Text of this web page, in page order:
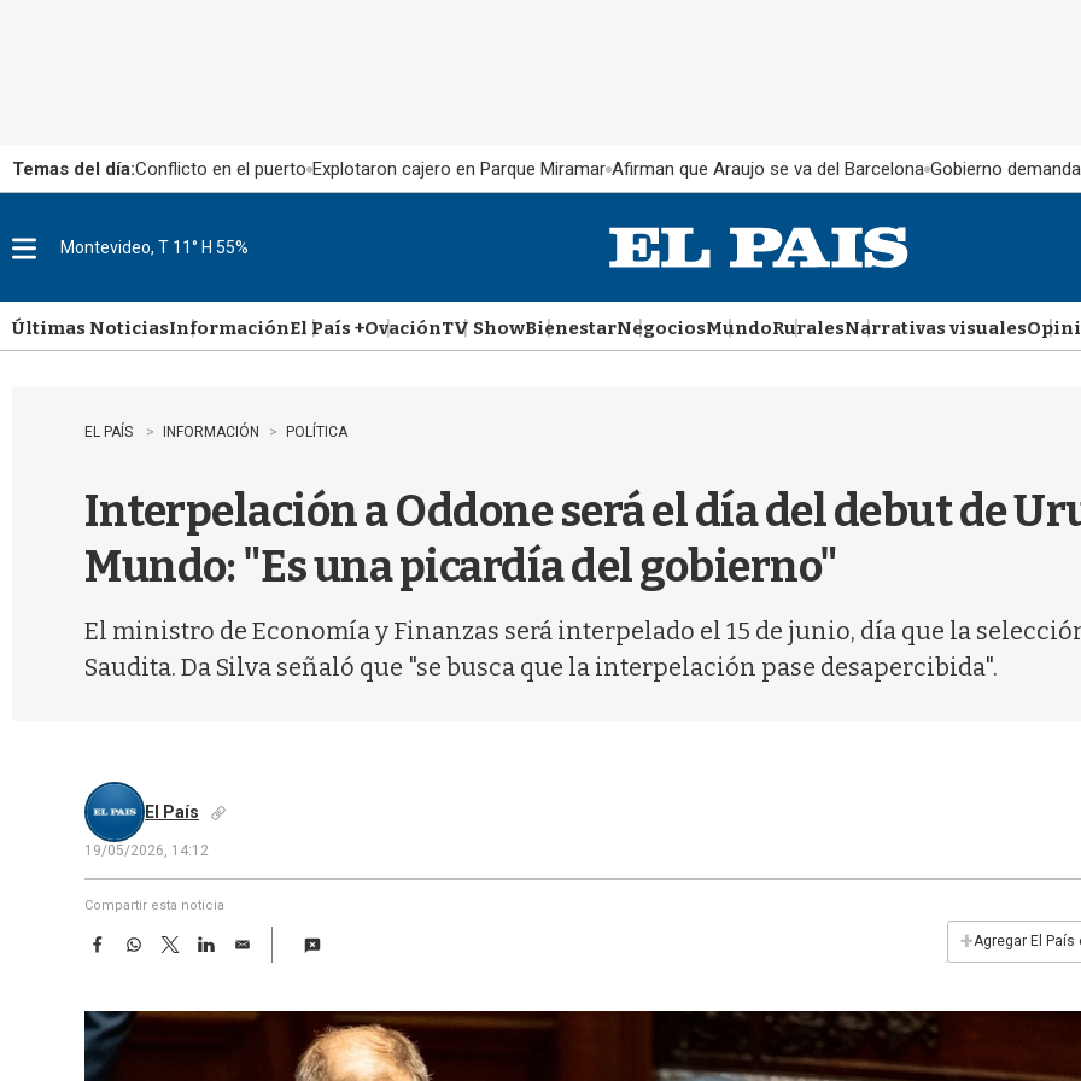
Temas del día:Conflicto en el puerto Explotaron cajero en Parque Miramar Afirman que Araujo se va del Barcelona Gobierno
u
Montevideo, T 11° H 55%
Últimas NoticiasInformaciónEl País +OvaciónTV ShowBienestarNegociosMundoRuralesNarrativas visuales
EL PAÍS INFORMACIÓN POLÍTICA
Interpelación a Oddone será el día del debut de
Mundo: "Es una picardía del gobierno"
El ministro de Economía y Finanzas será interpelado el 15 de junio, día que la
Saudita. Da Silva señaló que "se busca que la interpelación pase desapercibida".
El País
19/05/2026, 14:12
Compartir esta noticia
F
e
b
W
t
T
w
t
L
k
E
i
+Agregar El País